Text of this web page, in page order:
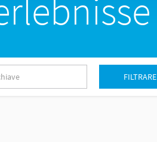
FILTRARE